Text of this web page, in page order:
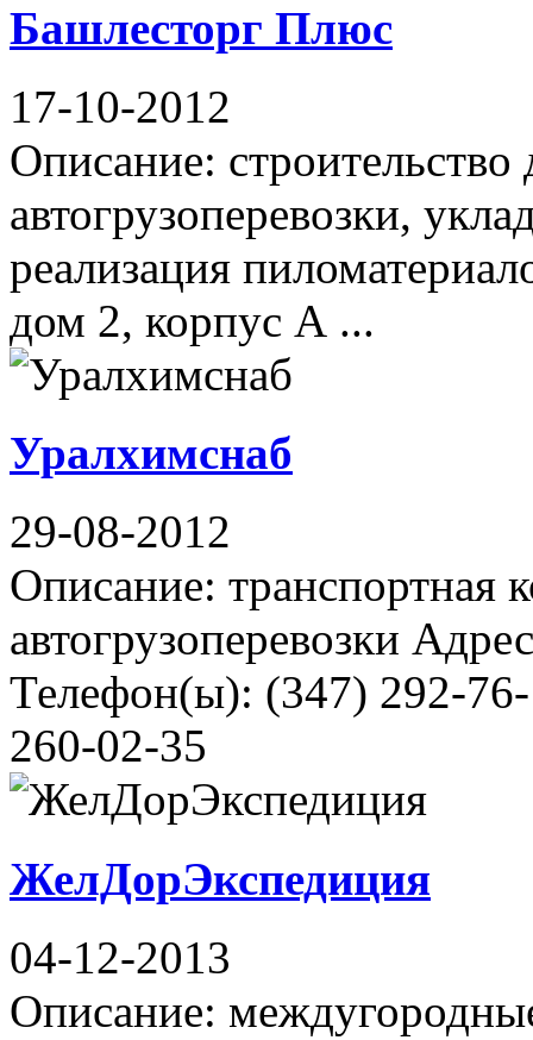
Башлесторг Плюс
17-10-2012
Описание: строительство
автогрузоперевозки,
реализация
дом 2, корпус А ...
Уралхимснаб
29-08-2012
Описание: транспортная
автогрузоперевозки
Телефон(ы): (347) 292-
260-02-35
ЖелДорЭкспедиция
04-12-2013
Описание: